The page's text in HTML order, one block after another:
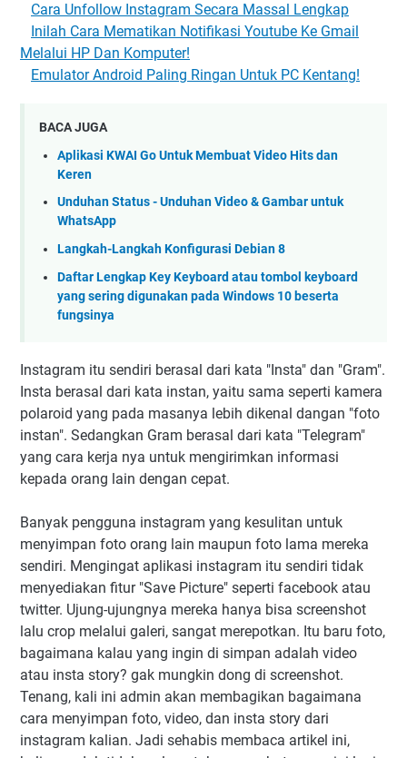
Cara Unfollow Instagram Secara Massal Lengkap
Inilah Cara Mematikan Notifikasi Youtube Ke Gmail
Melalui HP Dan Komputer!
Emulator Android Paling Ringan Untuk PC Kentang!
BACA JUGA
Aplikasi KWAI Go Untuk Membuat Video Hits dan
Keren
Unduhan Status - Unduhan Video & Gambar untuk
WhatsApp
Langkah-Langkah Konfigurasi Debian 8
Daftar Lengkap Key Keyboard atau tombol keyboard
yang sering digunakan pada Windows 10 beserta
fungsinya
Instagram itu sendiri berasal dari kata "Insta" dan "Gram".
Insta berasal dari kata instan, yaitu sama seperti kamera
polaroid yang pada masanya lebih dikenal dangan "foto
instan". Sedangkan Gram berasal dari kata "Telegram"
yang cara kerja nya untuk mengirimkan informasi
kepada orang lain dengan cepat.
Banyak pengguna instagram yang kesulitan untuk
menyimpan foto orang lain maupun foto lama mereka
sendiri. Mengingat aplikasi instagram itu sendiri tidak
menyediakan fitur "Save Picture" seperti facebook atau
twitter. Ujung-ujungnya mereka hanya bisa screenshot
lalu crop melalui galeri, sangat merepotkan. Itu baru foto,
bagaimana kalau yang ingin di simpan adalah video
atau insta story? gak mungkin dong di screenshot.
Tenang, kali ini admin akan membagikan bagaimana
cara menyimpan foto, video, dan insta story dari
instagram kalian. Jadi sehabis membaca artikel ini,